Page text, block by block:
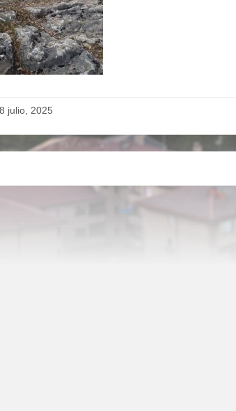
8 julio, 2025